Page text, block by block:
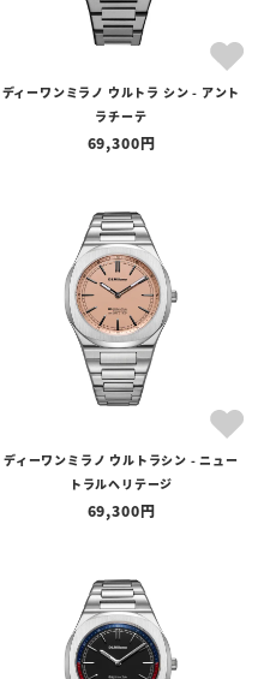
ディーワンミラノ ウルトラ シン - アント
ラチーテ
69,300
ディーワンミラノ ウルトラシン - ニュー
トラルヘリテージ
69,300